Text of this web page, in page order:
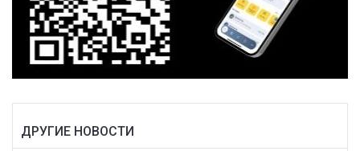
ДРУГИЕ НОВОСТИ